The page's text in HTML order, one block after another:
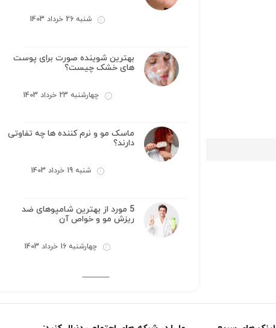
شنبه 26 خرداد 1403
بهترین شوینده صورت برای پوست
های خشک چیست؟
چهارشنبه 23 خرداد 1403
ماسک مو و نرم کننده ها چه تفاوتی
دارند؟
شنبه 19 خرداد 1403
5 مورد از بهترین شامپوهای ضد
ریزش مو و خواص آن
چهارشنبه 16 خرداد 1403